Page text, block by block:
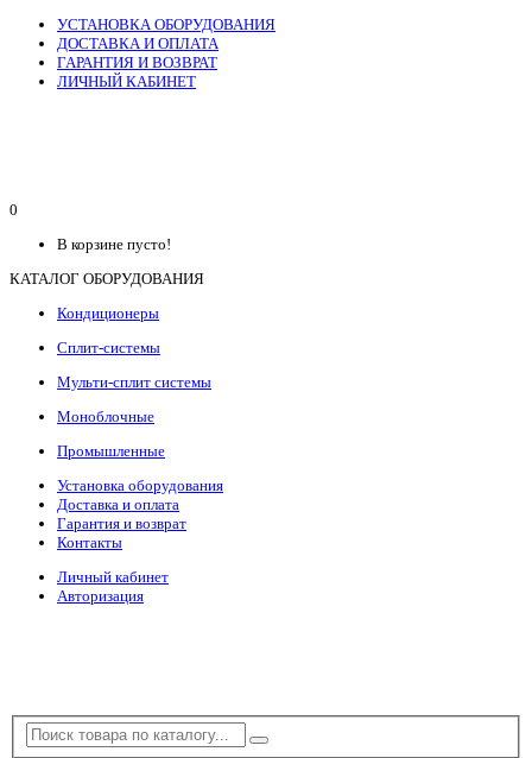
УСТАНОВКА ОБОРУДОВАНИЯ
ДОСТАВКА И ОПЛАТА
ГАРАНТИЯ И ВОЗВРАТ
ЛИЧНЫЙ КАБИНЕТ
0
В корзине пусто!
КАТАЛОГ ОБОРУДОВАНИЯ
Кондиционеры
Сплит-системы
Мульти-сплит системы
Моноблочные
Промышленные
Установка оборудования
Доставка и оплата
Гарантия и возврат
Контакты
Личный кабинет
Авторизация